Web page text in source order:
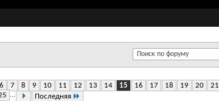
6 7 8 9 10 11 12 13 14 15 16 17 18 19 20 21
... Последняя